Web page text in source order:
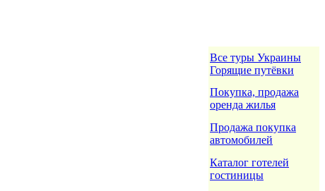
Все туры Украины
Горящие путёвки
Покупка, продажа
оренда жилья
Продажа покупка
автомобилей
Каталог готелей
гостиницы